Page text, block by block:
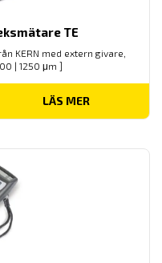
TE
KERN med extern givare,
| 1250 μm ]
LÄS MER